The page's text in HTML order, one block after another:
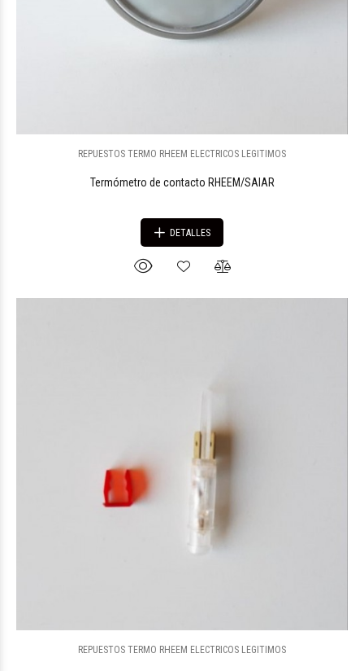
REPUESTOS TERMO RHEEM ELECTRICOS LEGITIMOS
Termómetro de contacto RHEEM/SAIAR
DETALLES
REPUESTOS TERMO RHEEM ELECTRICOS LEGITIMOS